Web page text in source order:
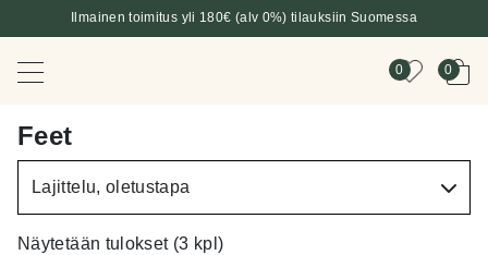
Ilmainen toimitus yli 180€ (alv 0%) tilauksiin Suomessa
0 0
Feet
Näytetään tulokset (3 kpl)